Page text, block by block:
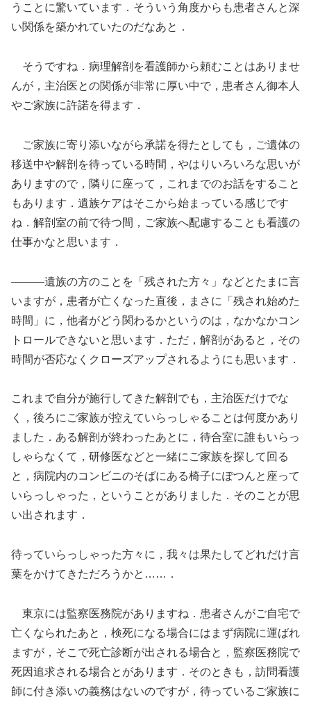
うことに驚いています．そういう角度からも患者さんと深
い関係を築かれていたのだなあと．
そうですね．病理解剖を看護師から頼むことはありませ
んが，主治医との関係が非常に厚い中で，患者さん御本人
やご家族に許諾を得ます．
ご家族に寄り添いながら承諾を得たとしても，ご遺体の
移送中や解剖を待っている時間，やはりいろいろな思いが
ありますので，隣りに座って，これまでのお話をすること
もあります．遺族ケアはそこから始まっている感じです
ね．解剖室の前で待つ間，ご家族へ配慮することも看護の
仕事かなと思います．
―――遺族の方のことを「残された方々」などとたまに言
いますが，患者が亡くなった直後，まさに「残され始めた
時間」に，他者がどう関わるかというのは，なかなかコン
トロールできないと思います．ただ，解剖があると，その
時間が否応なくクローズアップされるようにも思います．
これまで自分が施行してきた解剖でも，主治医だけでな
く，後ろにご家族が控えていらっしゃることは何度かあり
ました．ある解剖が終わったあとに，待合室に誰もいらっ
しゃらなくて，研修医などと一緒にご家族を探して回る
と，病院内のコンビニのそばにある椅子にぽつんと座って
いらっしゃった，ということがありました．そのことが思
い出されます．
待っていらっしゃった方々に，我々は果たしてどれだけ言
葉をかけてきただろうかと……．
東京には監察医務院がありますね．患者さんがご自宅で
亡くなられたあと，検死になる場合にはまず病院に運ばれ
ますが，そこで死亡診断が出される場合と，監察医務院で
死因追求される場合とがあります．そのときも，訪問看護
師に付き添いの義務はないのですが，待っているご家族に